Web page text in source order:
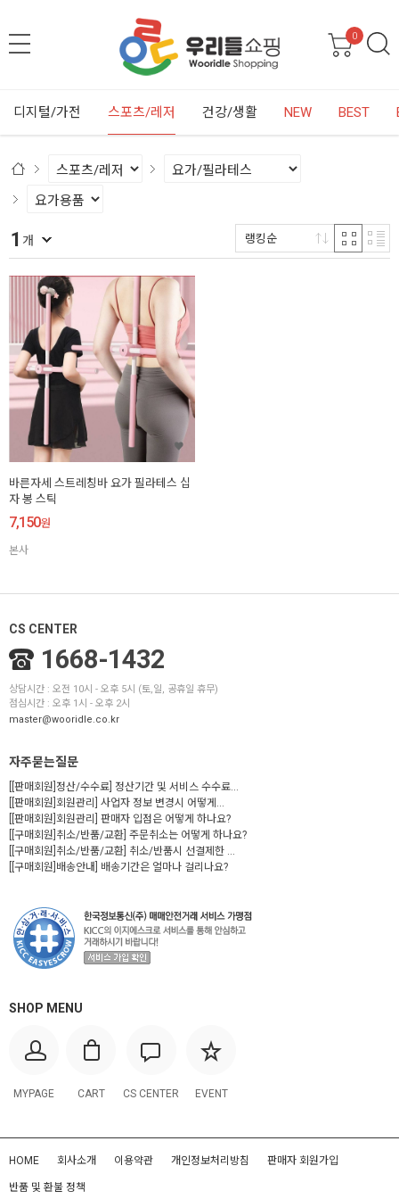
0
디지털/가전 스포츠/레저 건강/생활 NEW BEST
1 개 랭킹순
바른자세 스트레칭바 요가 필라테스 십
자 봉 스틱
7,150원
본사
CS CENTER
1668-1432
상담시간 : 오전 10시 - 오후 5시 (토,일, 공휴일 휴무)
점심시간 : 오후 1시 - 오후 2시
master@wooridle.co.kr
자주묻는질문
[[판매회원]정산/수수료] 정산기간 및 서비스 수수료...
[[판매회원]회원관리] 사업자 정보 변경시 어떻게...
[[판매회원]회원관리] 판매자 입점은 어떻게 하나요?
[[구매회원]취소/반품/교환] 주문취소는 어떻게 하나요?
[[구매회원]취소/반품/교환] 취소/반품시 선결제한 ...
[[구매회원]배송안내] 배송기간은 얼마나 걸리나요?
SHOP MENU
MYPAGE CART CS CENTER EVENT
HOME 회사소개 이용약관 개인정보처리방침 판매자 회원가입
반품 및 환불 정책